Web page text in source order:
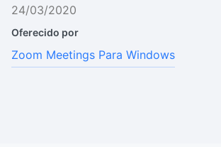
24/03/2020
Oferecido por
Zoom Meetings Para Windows